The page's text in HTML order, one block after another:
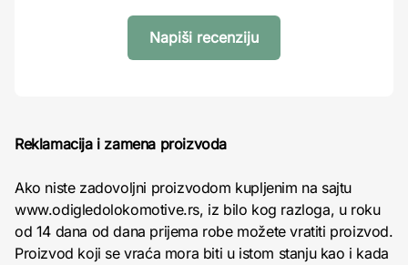
Napiši recenziju
Reklamacija i zamena proizvoda
Ako niste zadovoljni proizvodom kupljenim na sajtu
www.odigledolokomotive.rs, iz bilo kog razloga, u roku
od 14 dana od dana prijema robe možete vratiti proizvod.
Proizvod koji se vraća mora biti u istom stanju kao i kada